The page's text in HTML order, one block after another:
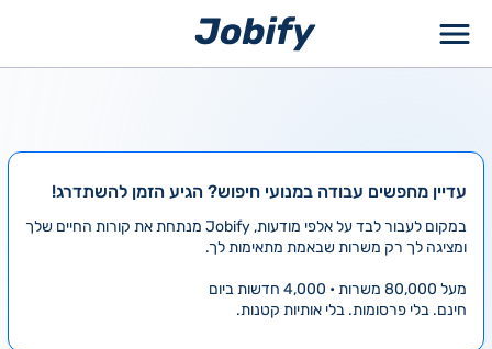
עדיין מחפשים עבודה במנועי חיפוש? הגיע הזמן להשתדרג!
במקום לעבור לבד על אלפי מודעות, Jobify מנתחת את קורות החיים שלך
ומציגה לך רק משרות שבאמת מתאימות לך.
מעל 80,000 משרות • 4,000 חדשות ביום
חינם. בלי פרסומות. בלי אותיות קטנות.